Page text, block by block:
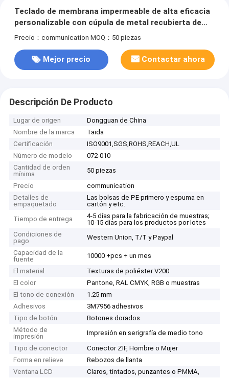
Teclado de membrana impermeable de alta eficacia
personalizable con cúpula de metal recubierta de
oro
Precio：communication MOQ：50 piezas
Mejor precio Contactar ahora
Descripción De Producto
Lugar de origen
Dongguan de China
Nombre de la marca
Taida
Certificación
ISO9001,SGS,ROHS,REACH,UL
Número de modelo
072-010
Cantidad de orden
mínima
50 piezas
Precio
communication
Detalles de
empaquetado
Las bolsas de PE primero y espuma en
cartón y etc.
Tiempo de entrega
4-5 días para la fabricación de muestras;
10-15 días para los productos por lotes
Condiciones de
pago
Western Union, T/T y Paypal
Capacidad de la
fuente
10000 +pcs + un mes
El material
Texturas de poliéster V200
El color
Pantone, RAL CMYK, RGB o muestras
El tono de conexión
1.25 mm
Adhesivos
3M7956 adhesivos
Tipo de botón
Botones dorados
Método de
impresión
Impresión en serigrafía de medio tono
Tipo de conector
Conector ZIF, Hombre o Mujer
Forma en relieve
Rebozos de llanta
Ventana LCD
Claros, tintados, punzantes o PMMA,